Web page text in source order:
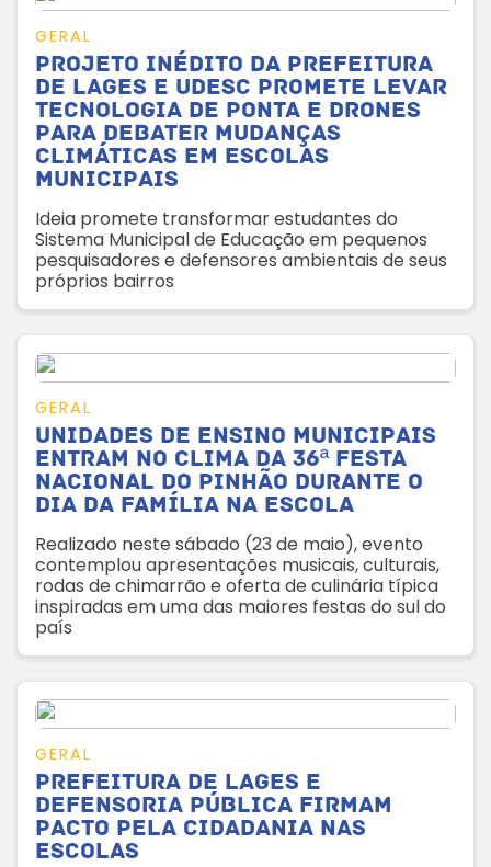
GERAL
Projeto inédito da Prefeitura
de Lages e Udesc promete levar
tecnologia de ponta e drones
para debater mudanças
climáticas em escolas
municipais
Ideia promete transformar estudantes do
Sistema Municipal de Educação em pequenos
pesquisadores e defensores ambientais de seus
próprios bairros
GERAL
Unidades de ensino municipais
entram no clima da 36ª Festa
Nacional do Pinhão durante o
Dia da Família na Escola
Realizado neste sábado (23 de maio), evento
contemplou apresentações musicais, culturais,
rodas de chimarrão e oferta de culinária típica
inspiradas em uma das maiores festas do sul do
país
GERAL
Prefeitura de Lages e
Defensoria Pública firmam
pacto pela cidadania nas
escolas